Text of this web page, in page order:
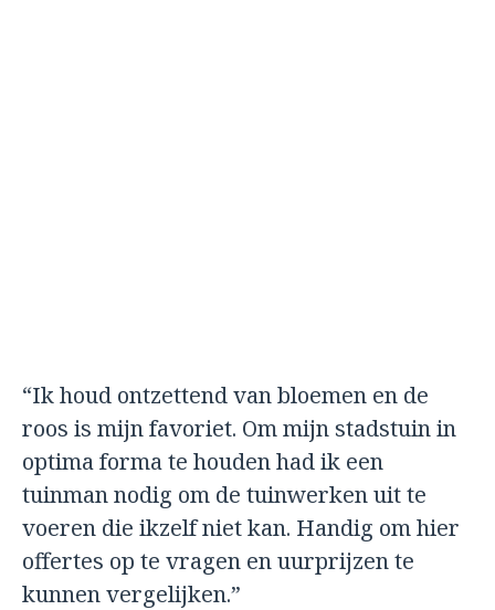
“Ik houd ontzettend van bloemen en de
roos is mijn favoriet. Om mijn stadstuin in
optima forma te houden had ik een
tuinman nodig om de tuinwerken uit te
voeren die ikzelf niet kan. Handig om hier
offertes op te vragen en uurprijzen te
kunnen vergelijken.”